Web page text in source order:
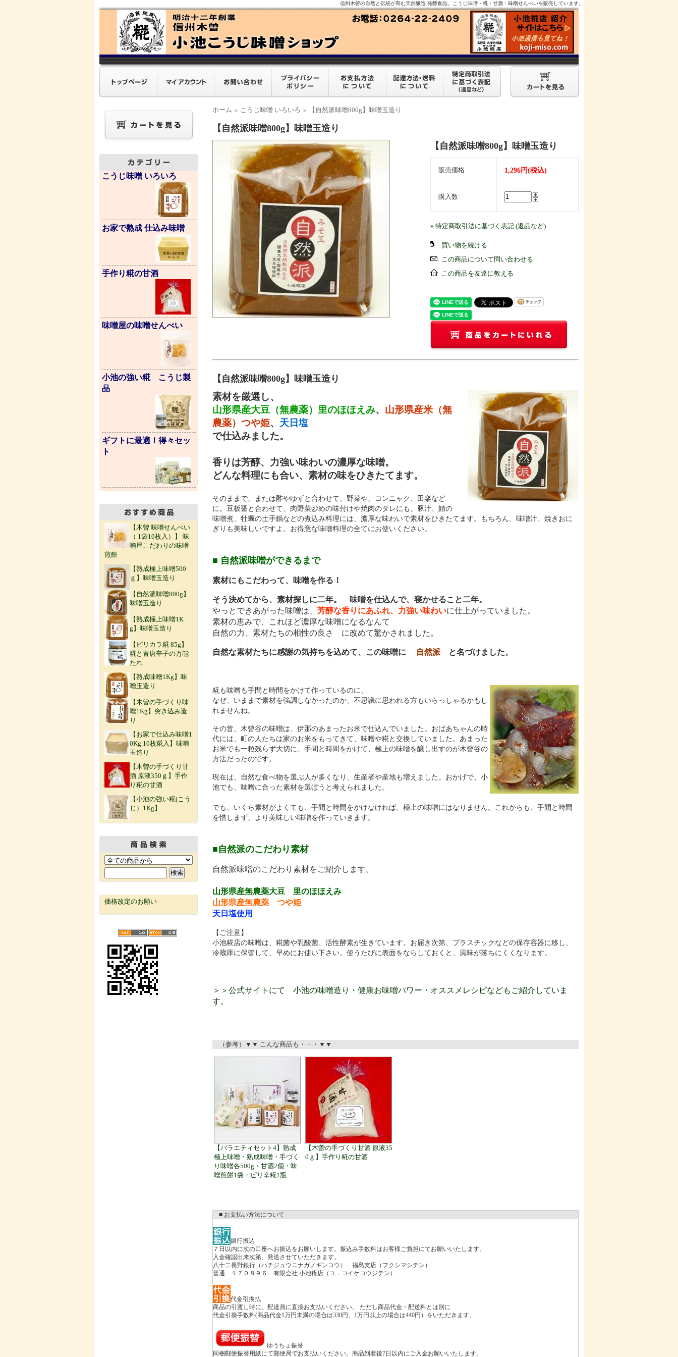
信州木曽の自然と伝統が育む天然醸造 発酵食品。こうじ味噌・糀・甘酒・味噌せんべいを販売しています。
こうじ味噌 いろいろ
お家で熟成 仕込み味噌
手作り糀の甘酒
味噌屋の味噌せんべい
小池の強い糀 こうじ製
品
ギフトに最適！得々セッ
ト
【木曽 味噌せんべい
（ 1袋10枚入）】 味
噌屋こだわりの味噌
煎餅
【熟成極上味噌500
ｇ】味噌玉造り
【自然派味噌800g】
味噌玉造り
【熟成極上味噌1K
g】味噌玉造り
【ピリカラ糀 85g】
糀と青唐辛子の万能
たれ
【熟成味噌1Kg】味
噌玉造り
【木曽の手づくり味
噌1Kg】突き込み造
り
【お家で仕込み味噌1
0Kg 10枚糀入】味噌
玉造り
【木曽の手づくり甘
酒 原液350ｇ】手作
り糀の甘酒
【小池の強い糀(こう
じ）1Kg】
価格改定のお願い
ホーム ＞ こうじ味噌 いろいろ ＞ 【自然派味噌800g】味噌玉造り
【自然派味噌800g】味噌玉造り
【自然派味噌800g】味噌玉造り
販売価格 1,296円(税込)
購入数
» 特定商取引法に基づく表記 (返品など)
買い物を続ける
この商品について問い合わせる
この商品を友達に教える
【自然派味噌800g】味噌玉造り
素材を厳選し、
山形県産大豆（無農薬）里のほほえみ、 山形県産米（無
農薬）つや姫、 天日塩
で仕込みました。
香りは芳醇、力強い味わいの濃厚な味噌。
どんな料理にも合い、素材の味をひきたてます。
そのままで、または酢やゆずと合わせて、野菜や、コンニャク、田楽など
に。豆板醤と合わせて、肉野菜炒めの味付けや焼肉のタレにも。豚汁、鯖の
味噌煮、牡蠣の土手鍋などの煮込み料理には、濃厚な味わいで素材をひきたてます。もちろん、味噌汁、焼きおに
ぎりも美味しいですよ。お得意な味噌料理の全てにお使いください。
■ 自然派味噌ができるまで
素材にもこだわって、味噌を作る！
そう決めてから、素材探しに二年。 味噌を仕込んで、寝かせること二年。
やっとできあがった味噌は、 芳醇な香りにあふれ、力強い味わいに仕上がっていました。
素材の恵みで、これほど濃厚な味噌になるなんて
自然の力、素材たちの相性の良さ に改めて驚かされました。
自然な素材たちに感謝の気持ちを込めて、この味噌に 自然派 と名づけました。
糀も味噌も手間と時間をかけて作っているのに、
なぜ、いままで素材を強調しなかったのか、不思議に思われる方もいらっしゃるかもし
れませんね。
その昔、木曾谷の味噌は、伊那のあまったお米で仕込んでいました。おばあちゃんの時
代には、町の人たちは家のお米をもってきて、味噌や糀と交換していました。あまった
お米でも一粒残らず大切に、手間と時間をかけて、極上の味噌を醸し出すのが木曾谷の
方法だったのです。
現在は、自然な食べ物を選ぶ人が多くなり、生産者や産地も増えました。おかげで、小
池でも、味噌に合った素材を選ぼうと考えられました。
でも、いくら素材がよくても、手間と時間をかけなければ、極上の味噌にはなりません。これからも、手間と時間
を惜しまず、より美味しい味噌を作っていきます。
■自然派のこだわり素材
自然派味噌のこだわり素材をご紹介します。
山形県産無農薬大豆 里のほほえみ
山形県産無農薬 つや姫
天日塩使用
【ご注意】
小池糀店の味噌は、糀菌や乳酸菌、活性酵素が生きています。お届き次第、プラスチックなどの保存容器に移し、
冷蔵庫に保管して、早めにお使い下さい。使うたびに表面をならしておくと、風味が落ちにくくなります。
＞＞公式サイトにて 小池の味噌造り・健康お味噌パワー・オススメレシピなどもご紹介していま
す。
（参考）▼▼ こんな商品も・・・▼▼
【バラエティセット4】熟成
極上味噌・熟成味噌・手づく
り味噌各500g・甘酒2個・味
噌煎餅1袋・ピリ辛糀1瓶
【木曽の手づくり甘酒 原液35
0ｇ】手作り糀の甘酒
■ お支払い方法について
銀行振込
７日以内に次の口座へお振込をお願いします。振込み手数料はお客様ご負担にてお願いいたします。
入金確認出来次第、発送させていただきます。
八十二長野銀行（ハチジュウニナガノギンコウ） 福島支店（フクシマシテン）
普通 １７０８９６ 有限会社 小池糀店（ユ．コイケコウジテン）
代金引換払
商品の引渡し時に、配達員に直接お支払いください。 ただし商品代金・配送料とは別に
代金引換手数料(商品代金1万円未満の場合は330円、1万円以上の場合は440円）をいただきます。
ゆうちょ振替
同梱郵便振替用紙にて郵便局でお支払いください。商品到着後7日以内にご入金お願いいたします。